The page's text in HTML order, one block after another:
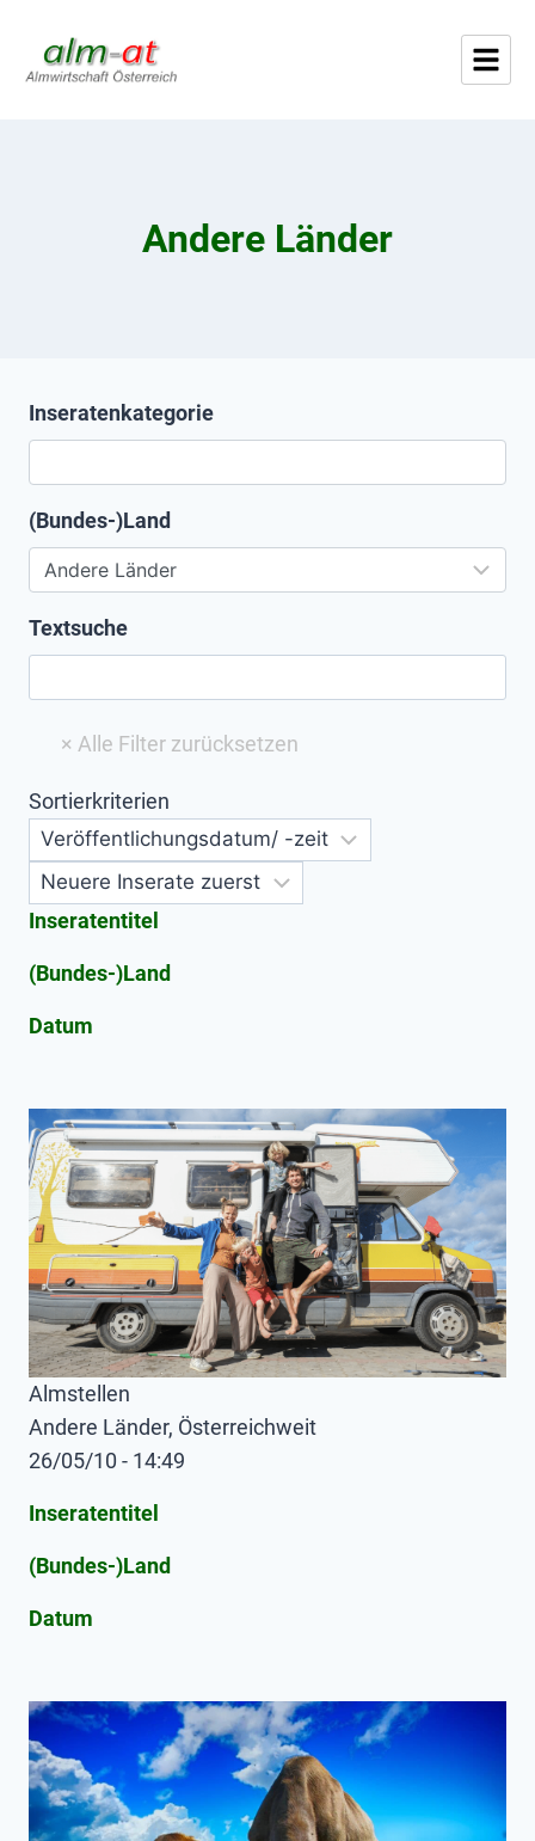
Andere Länder
Inseratenkategorie
(Bundes-)Land
Textsuche
Sortierkriterien
Inseratentitel
(Bundes-)Land
Datum
Almstellen
Andere Länder, Österreichweit
26/05/10 - 14:49
Inseratentitel
(Bundes-)Land
Datum